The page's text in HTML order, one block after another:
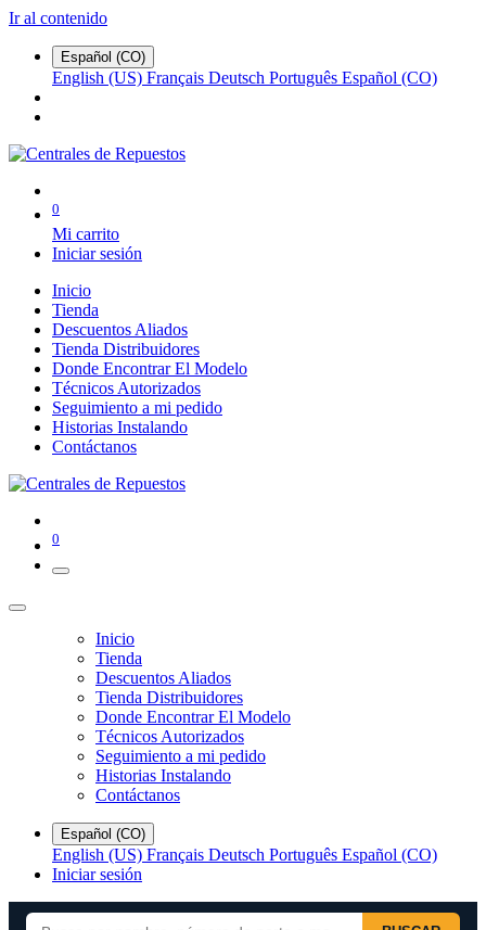
Ir al contenido
Español (CO)
English (US) Français Deutsch Português Español (CO)
0
Mi carrito
Iniciar sesión
Inicio
Tienda
Descuentos Aliados
Tienda Distribuidores
Donde Encontrar El Modelo
Técnicos Autorizados
Seguimiento a mi pedido
Historias Instalando
Contáctanos
0
Inicio
Tienda
Descuentos Aliados
Tienda Distribuidores
Donde Encontrar El Modelo
Técnicos Autorizados
Seguimiento a mi pedido
Historias Instalando
Contáctanos
Español (CO)
English (US) Français Deutsch Português Español (CO)
Iniciar sesión